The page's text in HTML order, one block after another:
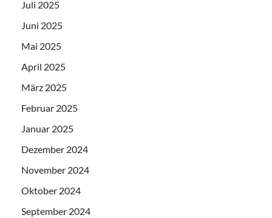
Juli 2025
Juni 2025
Mai 2025
April 2025
März 2025
Februar 2025
Januar 2025
Dezember 2024
November 2024
Oktober 2024
September 2024